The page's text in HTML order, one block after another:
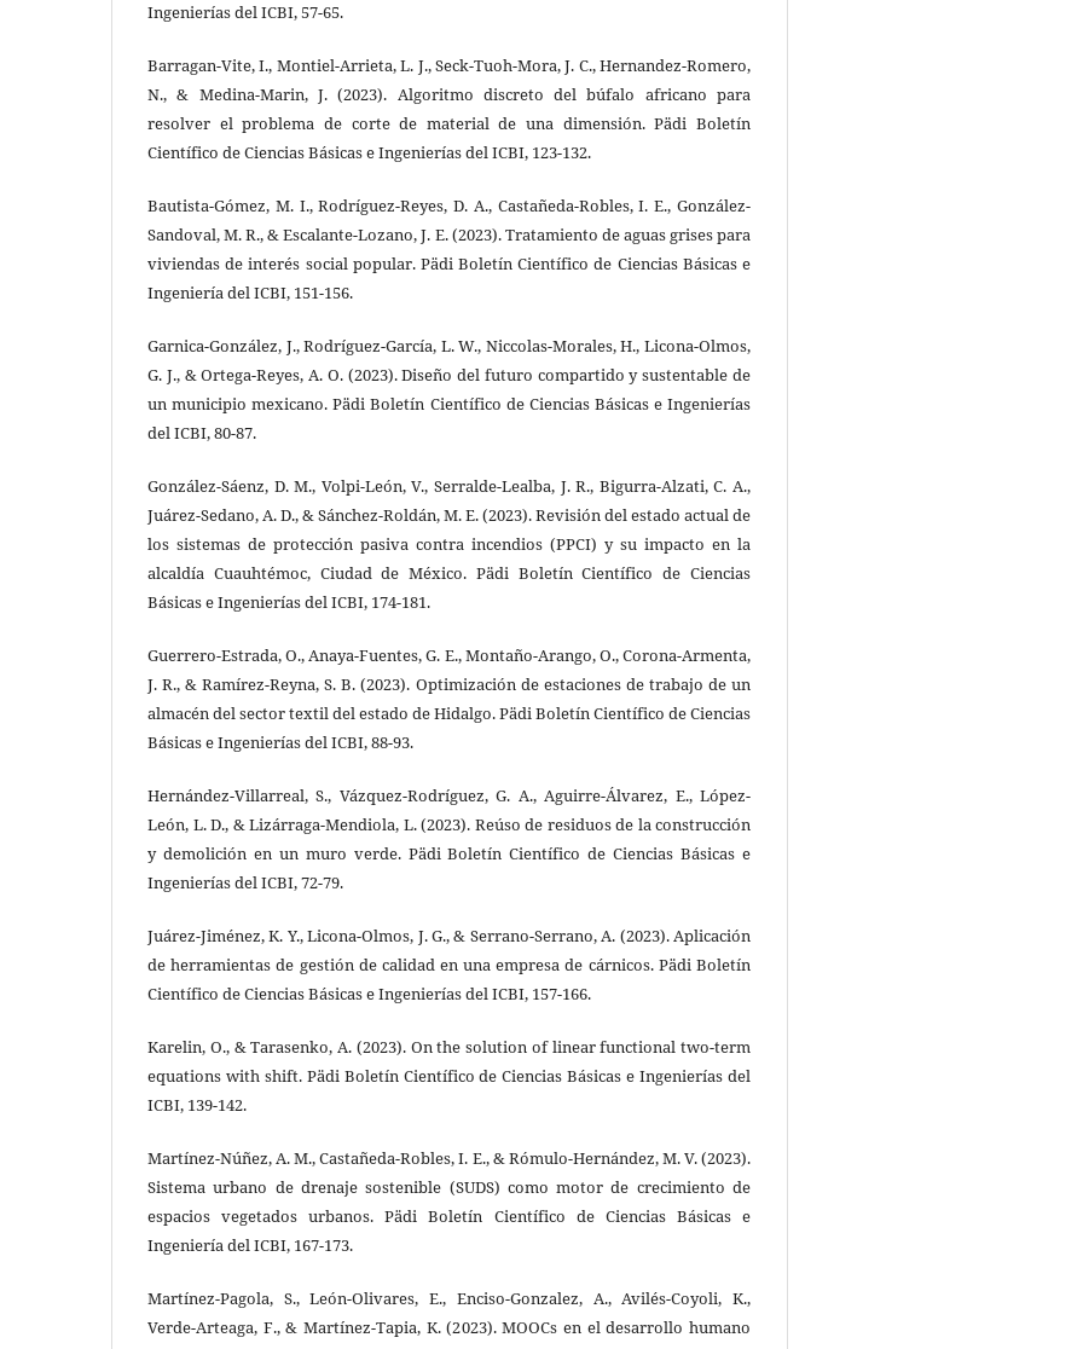
Ingenierías del ICBI, 57-65.
Barragan-Vite, I., Montiel-Arrieta, L. J., Seck-Tuoh-Mora, J. C., Hernandez-Romero,
N., & Medina-Marin, J. (2023). Algoritmo discreto del búfalo africano para
resolver el problema de corte de material de una dimensión. Pädi Boletín
Científico de Ciencias Básicas e Ingenierías del ICBI, 123-132.
Bautista-Gómez, M. I., Rodríguez-Reyes, D. A., Castañeda-Robles, I. E., González-
Sandoval, M. R., & Escalante-Lozano, J. E. (2023). Tratamiento de aguas grises para
viviendas de interés social popular. Pädi Boletín Científico de Ciencias Básicas e
Ingeniería del ICBI, 151-156.
Garnica-González, J., Rodríguez-García, L. W., Niccolas-Morales, H., Licona-Olmos,
G. J., & Ortega-Reyes, A. O. (2023). Diseño del futuro compartido y sustentable de
un municipio mexicano. Pädi Boletín Científico de Ciencias Básicas e Ingenierías
del ICBI, 80-87.
González-Sáenz, D. M., Volpi-León, V., Serralde-Lealba, J. R., Bigurra-Alzati, C. A.,
Juárez-Sedano, A. D., & Sánchez-Roldán, M. E. (2023). Revisión del estado actual de
los sistemas de protección pasiva contra incendios (PPCI) y su impacto en la
alcaldía Cuauhtémoc, Ciudad de México. Pädi Boletín Científico de Ciencias
Básicas e Ingenierías del ICBI, 174-181.
Guerrero-Estrada, O., Anaya-Fuentes, G. E., Montaño-Arango, O., Corona-Armenta,
J. R., & Ramírez-Reyna, S. B. (2023). Optimización de estaciones de trabajo de un
almacén del sector textil del estado de Hidalgo. Pädi Boletín Científico de Ciencias
Básicas e Ingenierías del ICBI, 88-93.
Hernández-Villarreal, S., Vázquez-Rodríguez, G. A., Aguirre-Álvarez, E., López-
León, L. D., & Lizárraga-Mendiola, L. (2023). Reúso de residuos de la construcción
y demolición en un muro verde. Pädi Boletín Científico de Ciencias Básicas e
Ingenierías del ICBI, 72-79.
Juárez-Jiménez, K. Y., Licona-Olmos, J. G., & Serrano-Serrano, A. (2023). Aplicación
de herramientas de gestión de calidad en una empresa de cárnicos. Pädi Boletín
Científico de Ciencias Básicas e Ingenierías del ICBI, 157-166.
Karelin, O., & Tarasenko, A. (2023). On the solution of linear functional two-term
equations with shift. Pädi Boletín Científico de Ciencias Básicas e Ingenierías del
ICBI, 139-142.
Martínez-Núñez, A. M., Castañeda-Robles, I. E., & Rómulo-Hernández, M. V. (2023).
Sistema urbano de drenaje sostenible (SUDS) como motor de crecimiento de
espacios vegetados urbanos. Pädi Boletín Científico de Ciencias Básicas e
Ingeniería del ICBI, 167-173.
Martínez-Pagola, S., León-Olivares, E., Enciso-Gonzalez, A., Avilés-Coyoli, K.,
Verde-Arteaga, F., & Martínez-Tapia, K. (2023). MOOCs en el desarrollo humano